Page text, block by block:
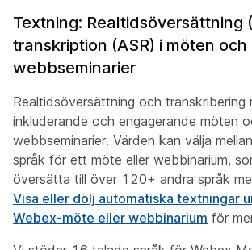
Textning: Realtidsöversättning
transkription (ASR) i möten och
webbseminarier
Realtidsöversättning och transkribering
inkluderande och engagerande möten
webbseminarier. Värden kan välja
språk för ett möte eller webbinarium,
översätta till över 120+ andra språk
Visa eller dölj automatiska textningar
Webex-möte eller webbinarium för